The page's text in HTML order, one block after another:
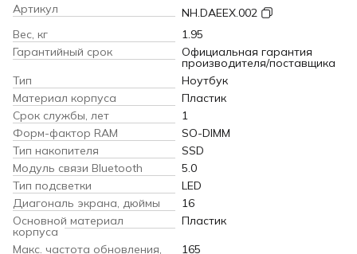
Артикул
NH.DAEEX.002
Вес, кг
1.95
Гарантийный срок
Официальная гарантия
производителя/поставщика
Тип
Ноутбук
Материал корпуса
Пластик
Срок службы, лет
1
Форм-фактор RAM
SO-DIMM
Тип накопителя
SSD
Модуль связи Bluetooth
5.0
Тип подсветки
LED
Диагональ экрана, дюймы
16
Основной материал
корпуса
Пластик
Макс. частота обновления,
165